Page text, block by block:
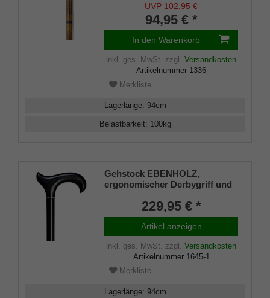
faconiert mit Messingring,
aufgesetzt auf einen Stock aus
Buchenholz, dunkel-ombré
geflammt, inklusive
Gummipuffer, 94 cm
UVP 102,95 €
94,95 € *
In den Warenkorb
inkl. ges. MwSt. zzgl. Versandkosten
Artikelnummer 1336
Merkliste
Lagerlänge: 94cm
Belastbarkeit: 100kg
Gehstock EBENHOLZ,
ergonomischer Derbygriff und
handpoliert, leicht geölt, mit
Chrom-Ring ,inklusiv
schlankem Gummipuffer
229,95 € *
Artikel anzeigen
inkl. ges. MwSt. zzgl. Versandkosten
Artikelnummer 1645-1
Merkliste
Lagerlänge: 94cm